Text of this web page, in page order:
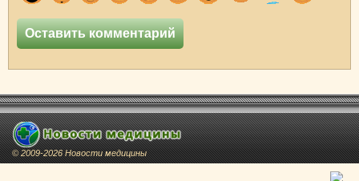
© 2009-2026 Новости медицины